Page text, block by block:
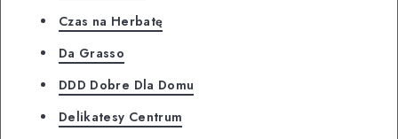
Czas na Herbatę
Da Grasso
DDD Dobre Dla Domu
Delikatesy Centrum